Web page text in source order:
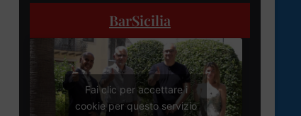
BarSicilia
Fai clic per accettare i
cookie per questo servizio